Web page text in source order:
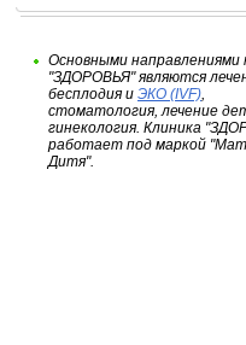
Основными направлениями
"ЗДОРОВЬЯ" являются
бесплодия и ЭКО (IVF),
стоматология, лечение
гинекология. Клиника
работает под маркой
Дитя".